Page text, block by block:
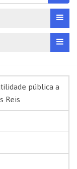
pública a
Reis